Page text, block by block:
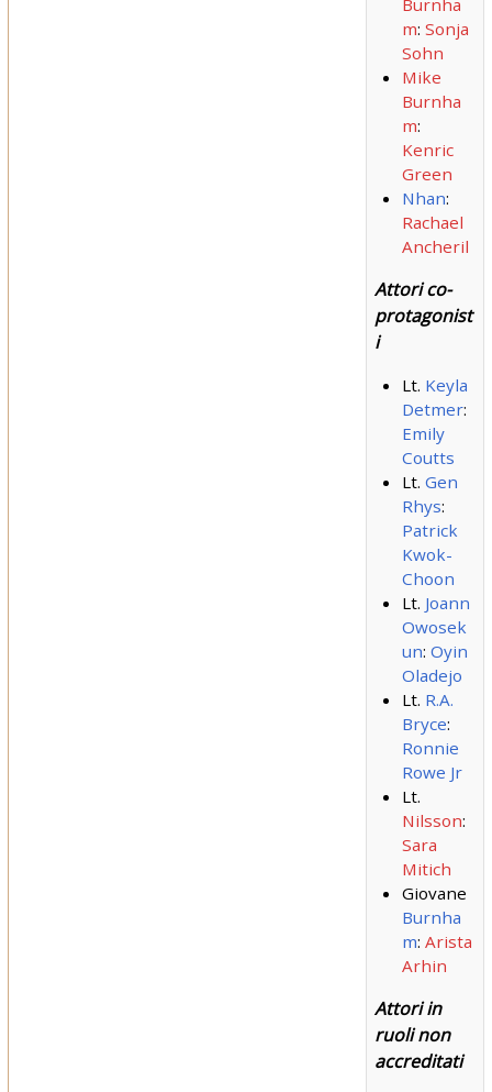
Burnha
m: Sonja
Sohn
Mike
Burnha
m:
Kenric
Green
Nhan:
Rachael
Ancheril
Attori co-
protagonist
i
Lt. Keyla
Detmer:
Emily
Coutts
Lt. Gen
Rhys:
Patrick
Kwok-
Choon
Lt. Joann
Owosek
un: Oyin
Oladejo
Lt. R.A.
Bryce:
Ronnie
Rowe Jr
Lt.
Nilsson:
Sara
Mitich
Giovane
Burnha
m: Arista
Arhin
Attori in
ruoli non
accreditati